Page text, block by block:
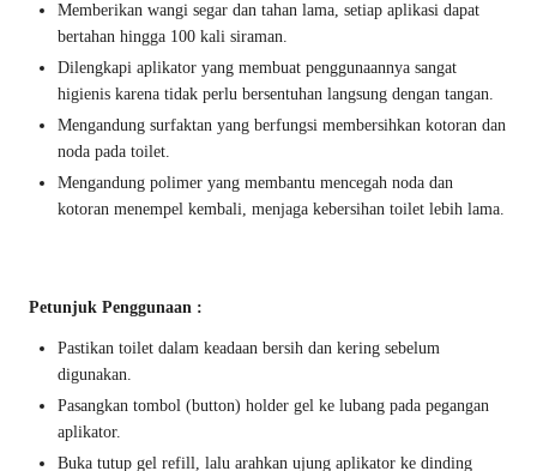
Memberikan wangi segar dan tahan lama, setiap aplikasi dapat
bertahan hingga 100 kali siraman.
Dilengkapi aplikator yang membuat penggunaannya sangat
higienis karena tidak perlu bersentuhan langsung dengan tangan.
Mengandung surfaktan yang berfungsi membersihkan kotoran dan
noda pada toilet.
Mengandung polimer yang membantu mencegah noda dan
kotoran menempel kembali, menjaga kebersihan toilet lebih lama.
Petunjuk Penggunaan :
Pastikan toilet dalam keadaan bersih dan kering sebelum
digunakan.
Pasangkan tombol (button) holder gel ke lubang pada pegangan
aplikator.
Buka tutup gel refill, lalu arahkan ujung aplikator ke dinding